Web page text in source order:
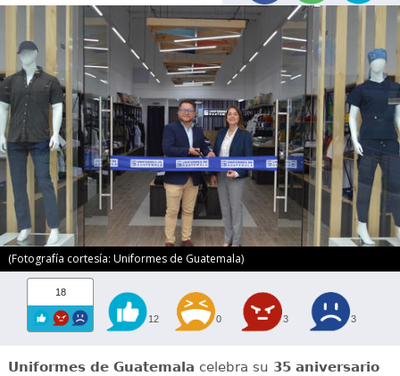
(Fotografía cortesía: Uniformes de Guatemala)
18
12 0 3 3
Uniformes de Guatemala celebra su 35 aniversario